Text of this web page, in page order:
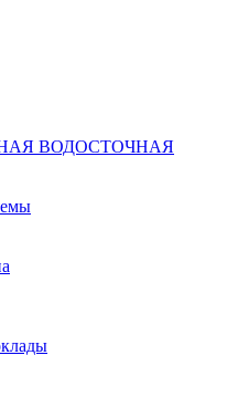
ВОДОСТОЧНАЯ